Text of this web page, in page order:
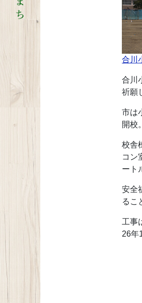
合川
合川
祈願
市は
開校
校舎
コン
ート
安全
るこ
工事
26年